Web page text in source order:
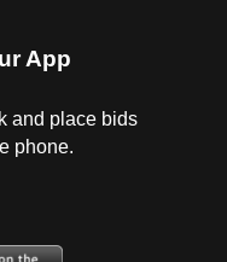
App
and place bids
phone.